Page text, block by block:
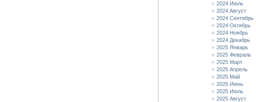
2024 Июль
2024 Август
2024 Сентябрь
2024 Октябрь
2024 Ноябрь
2024 Декабрь
2025 Январь
2025 Февраль
2025 Март
2025 Апрель
2025 Май
2025 Июнь
2025 Июль
2025 Август